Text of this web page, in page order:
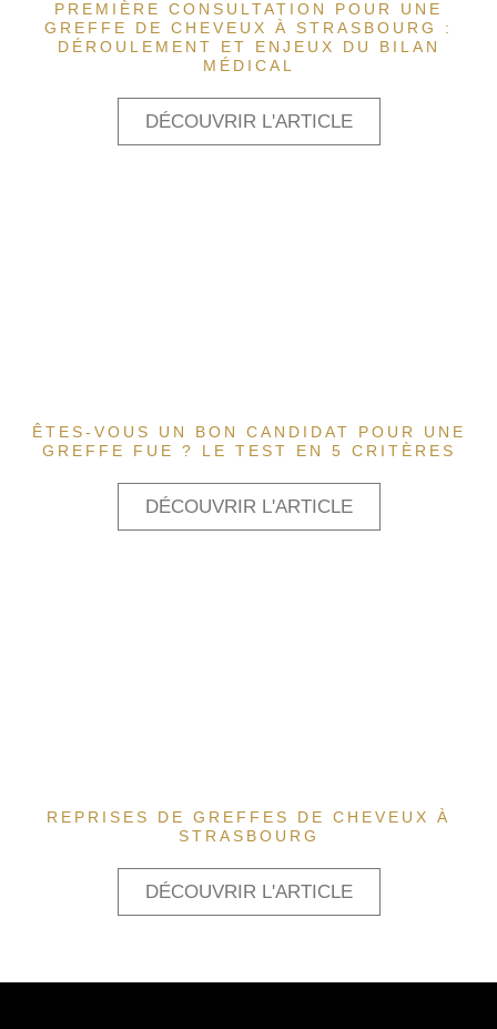
PREMIÈRE CONSULTATION POUR UNE
GREFFE DE CHEVEUX À STRASBOURG :
DÉROULEMENT ET ENJEUX DU BILAN
MÉDICAL
DÉCOUVRIR L'ARTICLE
ÊTES-VOUS UN BON CANDIDAT POUR UNE
GREFFE FUE ? LE TEST EN 5 CRITÈRES
DÉCOUVRIR L'ARTICLE
REPRISES DE GREFFES DE CHEVEUX À
STRASBOURG
DÉCOUVRIR L'ARTICLE